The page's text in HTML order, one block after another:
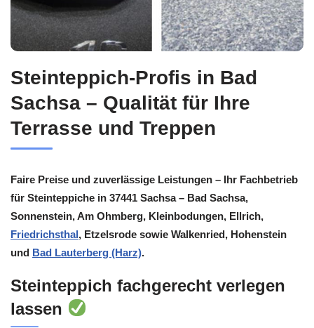
Steinteppich-Profis in Bad
Sachsa – Qualität für Ihre
Terrasse und Treppen
Faire Preise und zuverlässige Leistungen – Ihr Fachbetrieb
für Steinteppiche in 37441 Sachsa – Bad Sachsa,
Sonnenstein, Am Ohmberg, Kleinbodungen, Ellrich,
Friedrichsthal, Etzelsrode sowie Walkenried, Hohenstein
und Bad Lauterberg (Harz).
Steinteppich fachgerecht verlegen
lassen